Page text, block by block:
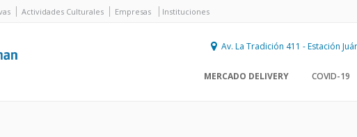
Actividades Culturales Empresas Instituciones
Av. La Tradición 411 - Estación
MERCADO DELIVERY COVID-19